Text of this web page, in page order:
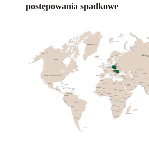
postępowania spadkowe